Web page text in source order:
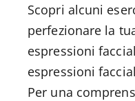
Scopri alcuni
perfezionare la
espressioni
espressioni
Per una